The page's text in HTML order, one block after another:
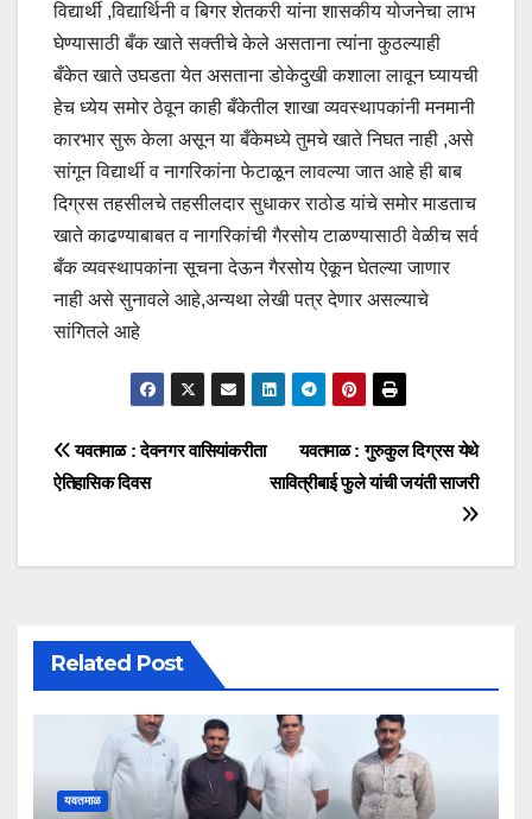
विद्यार्थी ,विद्यार्थिनी व बिगर शेतकरी यांना शासकीय योजनेचा लाभ
घेण्यासाठी बँक खाते सक्तीचे केले असताना त्यांना कुठल्याही
बँकेत खाते उघडता येत असताना डोकेदुखी कशाला लावून घ्यायची
हेच ध्येय समोर ठेवून काही बँकेतील शाखा व्यवस्थापकांनी मनमानी
कारभार सुरू केला असून या बँकेमध्ये तुमचे खाते निघत नाही ,असे
सांगून विद्यार्थी व नागरिकांना फेटाळून लावल्या जात आहे ही बाब
दिग्रस तहसीलचे तहसीलदार सुधाकर राठोड यांचे समोर माडताच
खाते काढण्याबाबत व नागरिकांची गैरसोय टाळण्यासाठी वेळीच सर्व
बँक व्यवस्थापकांना सूचना देऊन गैरसोय ऐकून घेतल्या जाणार
नाही असे सुनावले आहे,अन्यथा लेखी पत्र देणार असल्याचे
सांगितले आहे
यवतमाळ : गुरुकुल दिग्रस येथे
सावित्रीबाई फुले यांची जयंती साजरी
यवतमाळ : देवनगर वासियांकरीता
ऐतिहासिक दिवस
Related Post
यवतमाळ